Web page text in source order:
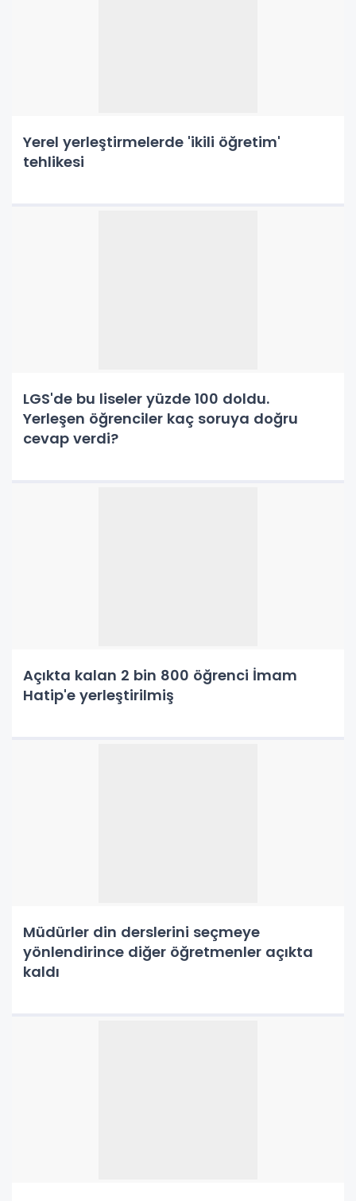
Yerel yerleştirmelerde 'ikili öğretim'
tehlikesi
LGS'de bu liseler yüzde 100 doldu.
Yerleşen öğrenciler kaç soruya doğru
cevap verdi?
Açıkta kalan 2 bin 800 öğrenci İmam
Hatip'e yerleştirilmiş
Müdürler din derslerini seçmeye
yönlendirince diğer öğretmenler açıkta
kaldı